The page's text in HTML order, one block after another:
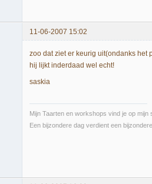
11-06-2007 15:02
zoo dat ziet er keurig uit(ondanks het
hij lijkt inderdaad wel echt!
saskia
Mijn Taarten en workshops vind je op mijn
Een bijzondere dag verdient een